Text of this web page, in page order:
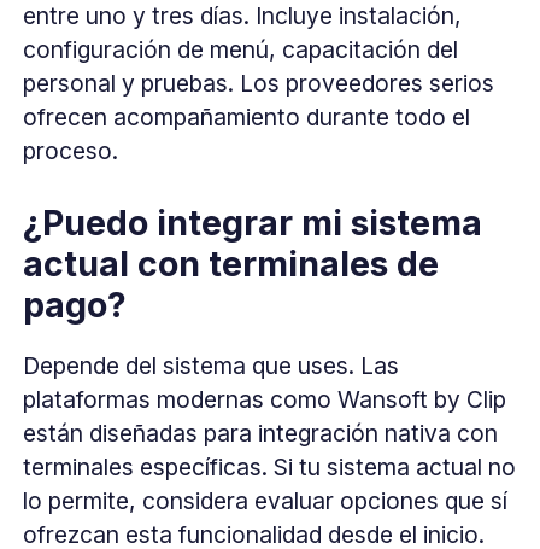
entre uno y tres días. Incluye instalación,
configuración de menú, capacitación del
personal y pruebas. Los proveedores serios
ofrecen acompañamiento durante todo el
proceso.
¿Puedo integrar mi sistema
actual con terminales de
pago?
Depende del sistema que uses. Las
plataformas modernas como Wansoft by Clip
están diseñadas para integración nativa con
terminales específicas. Si tu sistema actual no
lo permite, considera evaluar opciones que sí
ofrezcan esta funcionalidad desde el inicio.